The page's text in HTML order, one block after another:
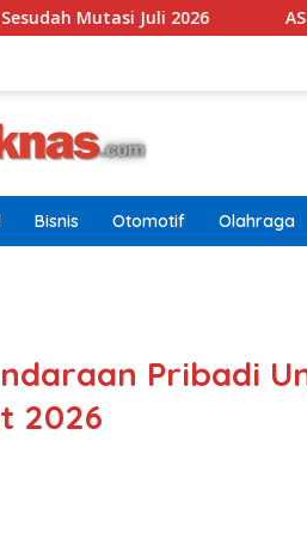
Juli 2026 AS-China Saling
Bisnis Otomotif Olahraga
Pribadi
2026